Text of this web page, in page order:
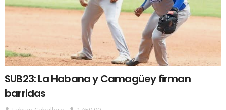
SUB23: La Habana y Camagüey firman
barridas